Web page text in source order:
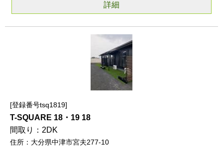
詳細
登録番号tsq1819
T-SQUARE 18・19 18
2DK
大分県中津市宮夫277-10